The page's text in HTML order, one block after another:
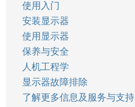
使用入门
安装显示器
使用显示器
保养与安全
人机工程学
显示器故障排除
了解更多信息及服务与支持